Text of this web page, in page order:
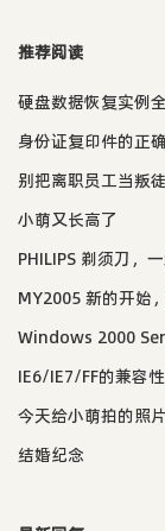
推荐阅读
硬盘数据恢复实例
身份证复印件的正
别把离职员工当叛
小萌又长高了
PHILIPS 剃须刀，
MY2005 新的开始
Windows 2000
IE6/IE7/FF的兼容
今天给小萌拍的照
结婚纪念